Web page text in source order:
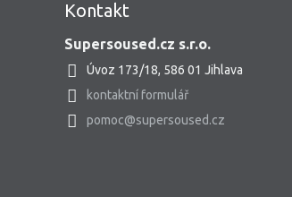
Kontakt
Supersoused.cz s.r.o.
Úvoz 173/18, 586 01 Jihlava
kontaktní formulář
pomoc@supersoused.cz